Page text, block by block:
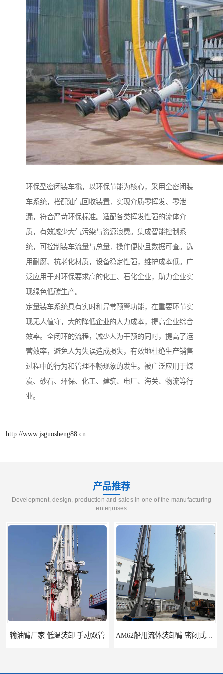
环保型密闭装车撬，以环保节能为核心，采用全密闭装
车系统，搭配油气回收装置，实现介质零挥发、零泄
漏，符合严苛环保标准。适配各类挥发性强的流体介
质，有效减少大气污染与资源浪费。集成智能控制系
统，可控制装车流量与总量，操作便捷且数据可查。选
用耐腐、抗老化材质，设备稳定性强，维护成本低。广
泛应用于对环保要求高的化工、石化企业，助力企业实
现绿色低碳生产。
定量装车系统具有实时和异常预警功能，在重要环节实
现无人值守，大的降低企业的人力成本，提高企业综合
效率。全闭环的流程，减少人为干预的同时，提高了运
营效率，避免人为失误造成损失，有效地杜绝生产销售
过程中的行为和管理不畅现象的发生。被广泛应用于煤
炭、砂石、环保、化工、建筑、电厂、海关、物流等行
业。
http://www.jsguosheng88.cn
产品推荐
Development, design, production and sales in one of the manufacturing
enterprises
AM62船用流体装卸臂 密闭式装卸臂 多种型号可供选择